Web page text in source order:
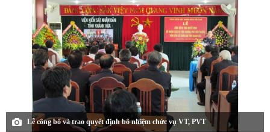
Lễ công bố và trao quyết định bổ nhiệm chức vụ VT, PVT